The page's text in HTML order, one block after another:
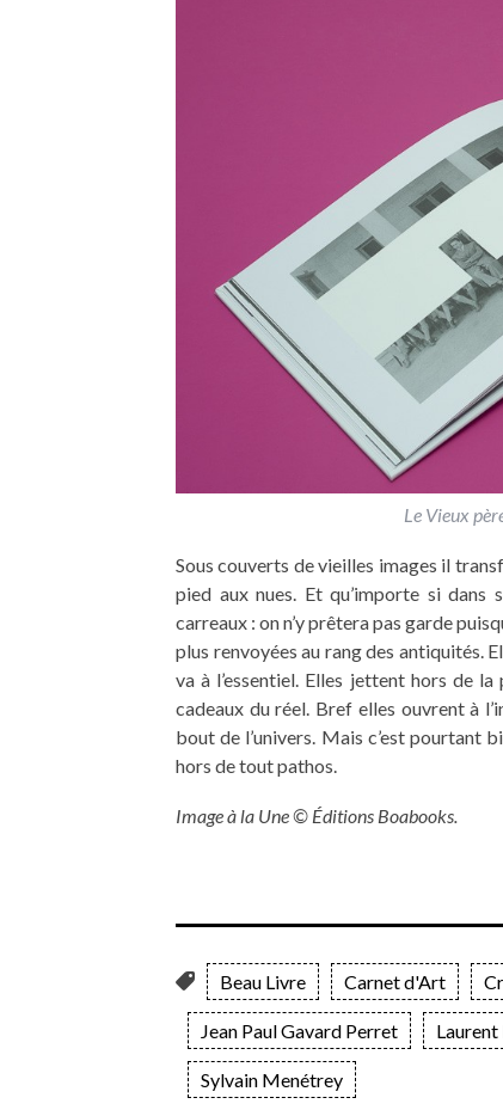
Le Vieux
Sous couverts de vieilles images il
pied aux nues. Et qu’importe si
carreaux : on n’y prêtera pas garde
plus renvoyées au rang des antiquités.
va à l’essentiel. Elles jettent hors de
cadeaux du réel. Bref elles ouvrent à
bout de l’univers. Mais c’est pourtant
hors de tout pathos.
Image à la Une © Éditions Boabooks.
Beau Livre Carnet d'Art
Jean Paul Gavard Perret
Sylvain Menétrey